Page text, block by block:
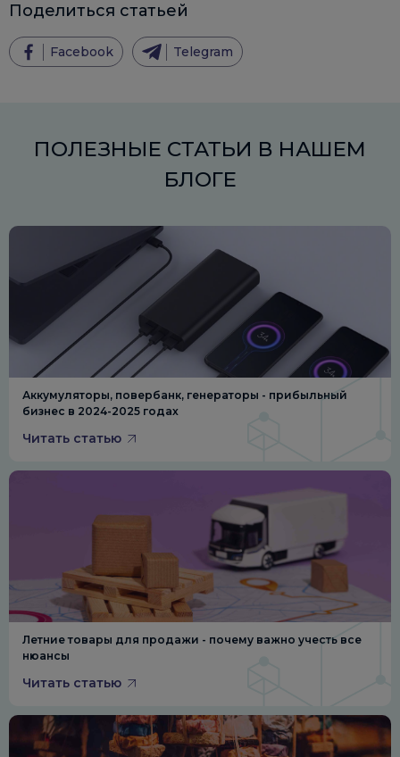
Поделиться статьей
Facebook Telegram
ПОЛЕЗНЫЕ СТАТЬИ В НАШЕМ
БЛОГЕ
Аккумуляторы, повербанк, генераторы - прибыльный
бизнес в 2024-2025 годах
Читать статью
Летние товары для продажи - почему важно учесть все
нюансы
Читать статью